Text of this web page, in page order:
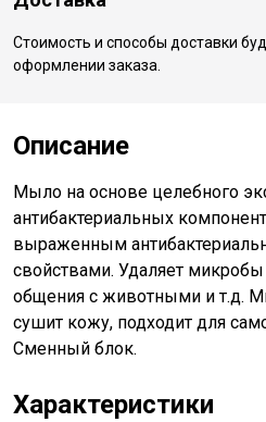
Стоимость и способы доставки
оформлении заказа.
Описание
Мыло на основе целебного
антибактериальных
выраженным
свойствами. Удаляет
общения с животными и т.д.
сушит кожу, подходит для
Сменный блок.
Характеристики